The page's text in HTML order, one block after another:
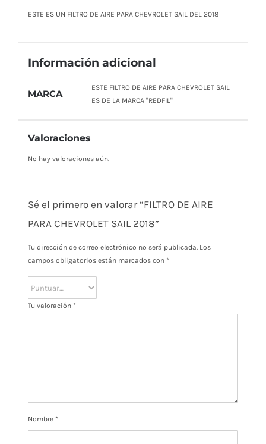
ESTE ES UN FILTRO DE AIRE PARA CHEVROLET SAIL DEL 2018
Información adicional
MARCA
ESTE FILTRO DE AIRE PARA CHEVROLET SAIL
ES DE LA MARCA "REDFIL"
Valoraciones
No hay valoraciones aún.
Sé el primero en valorar “FILTRO DE AIRE
PARA CHEVROLET SAIL 2018”
Tu dirección de correo electrónico no será publicada. Los
campos obligatorios están marcados con *
Tu valoración *
Nombre *